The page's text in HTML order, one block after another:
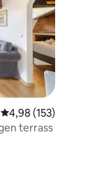
4,98 av 5 i
4,98 (153)
terrass